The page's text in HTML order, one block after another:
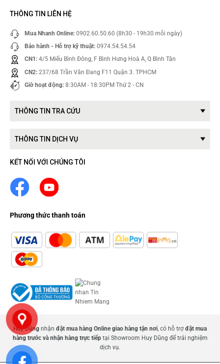
THÔNG TIN LIÊN HỆ
Mua Nhanh Online: 0902.60.50.60 (8h30 - 19h30 mỗi ngày)
Bảo hành - Hỗ trợ kỹ thuật: 0974.54.54.54
CN1: 4/5 Miếu Bình Đông, F Bình Hưng Hoà A, Q Bình Tân
CN2: 237/68 Trần Văn Đang F11 Quận 3. TPHCM
Giờ hoạt động: 8:30AM - 18:30PM Thứ 2 - CN
THÔNG TIN TRA CỨU
THÔNG TIN DỊCH VỤ
KẾT NỐI VỚI CHÚNG TÔI
Phương thức thanh toán
Huy Dũng nhận đặt mua hàng Online giao hàng tận nơi , có hỗ trợ đặt mua
hàng trước và nhận hàng trực tiếptại Showroom Huy Dũng để trải nghiệm
dịch vụ.